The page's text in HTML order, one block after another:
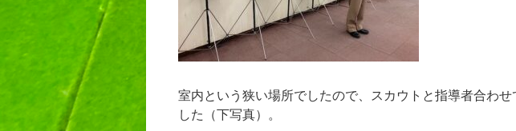
室内という狭い場所でしたので、スカウトと指導者合わ
した（下写真）。